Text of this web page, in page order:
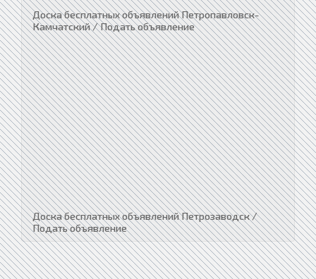
Доска бесплатных объявлений Петропавловск-
Камчатский / Подать объявление
Доска бесплатных объявлений Петрозаводск /
Подать объявление